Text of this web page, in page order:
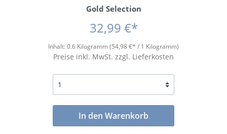
Gold Selection
32,99 €*
Inhalt:0.6 Kilogramm(54,98 €* / 1 Kilogramm)
Preise inkl. MwSt. zzgl. Lieferkosten
In den Warenkorb